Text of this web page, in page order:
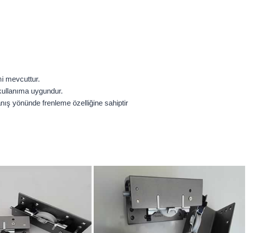
mevcuttur.
uygundur.
yönünde frenleme özelliğine sahiptir